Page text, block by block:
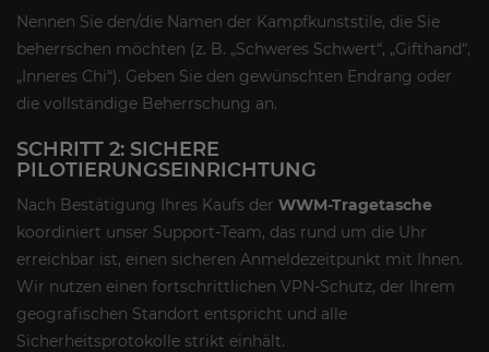
Nennen Sie den/die Namen der Kampfkunststile, die Sie
beherrschen möchten (z. B. „Schweres Schwert“, „Gifthand“,
„Inneres Chi“). Geben Sie den gewünschten Endrang oder
die vollständige Beherrschung an.
SCHRITT 2: SICHERE
PILOTIERUNGSEINRICHTUNG
Nach Bestätigung Ihres Kaufs der WWM-Tragetasche
koordiniert unser Support-Team, das rund um die Uhr
erreichbar ist, einen sicheren Anmeldezeitpunkt mit Ihnen.
Wir nutzen einen fortschrittlichen VPN-Schutz, der Ihrem
geografischen Standort entspricht und alle
Sicherheitsprotokolle strikt einhält.